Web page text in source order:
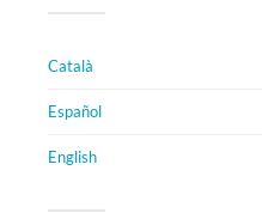
Català
Español
English